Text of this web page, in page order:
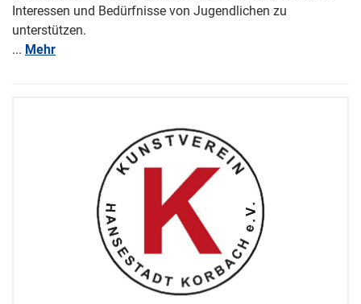
Interessen und Bedürfnisse von Jugendlichen zu
unterstützen.
... Mehr